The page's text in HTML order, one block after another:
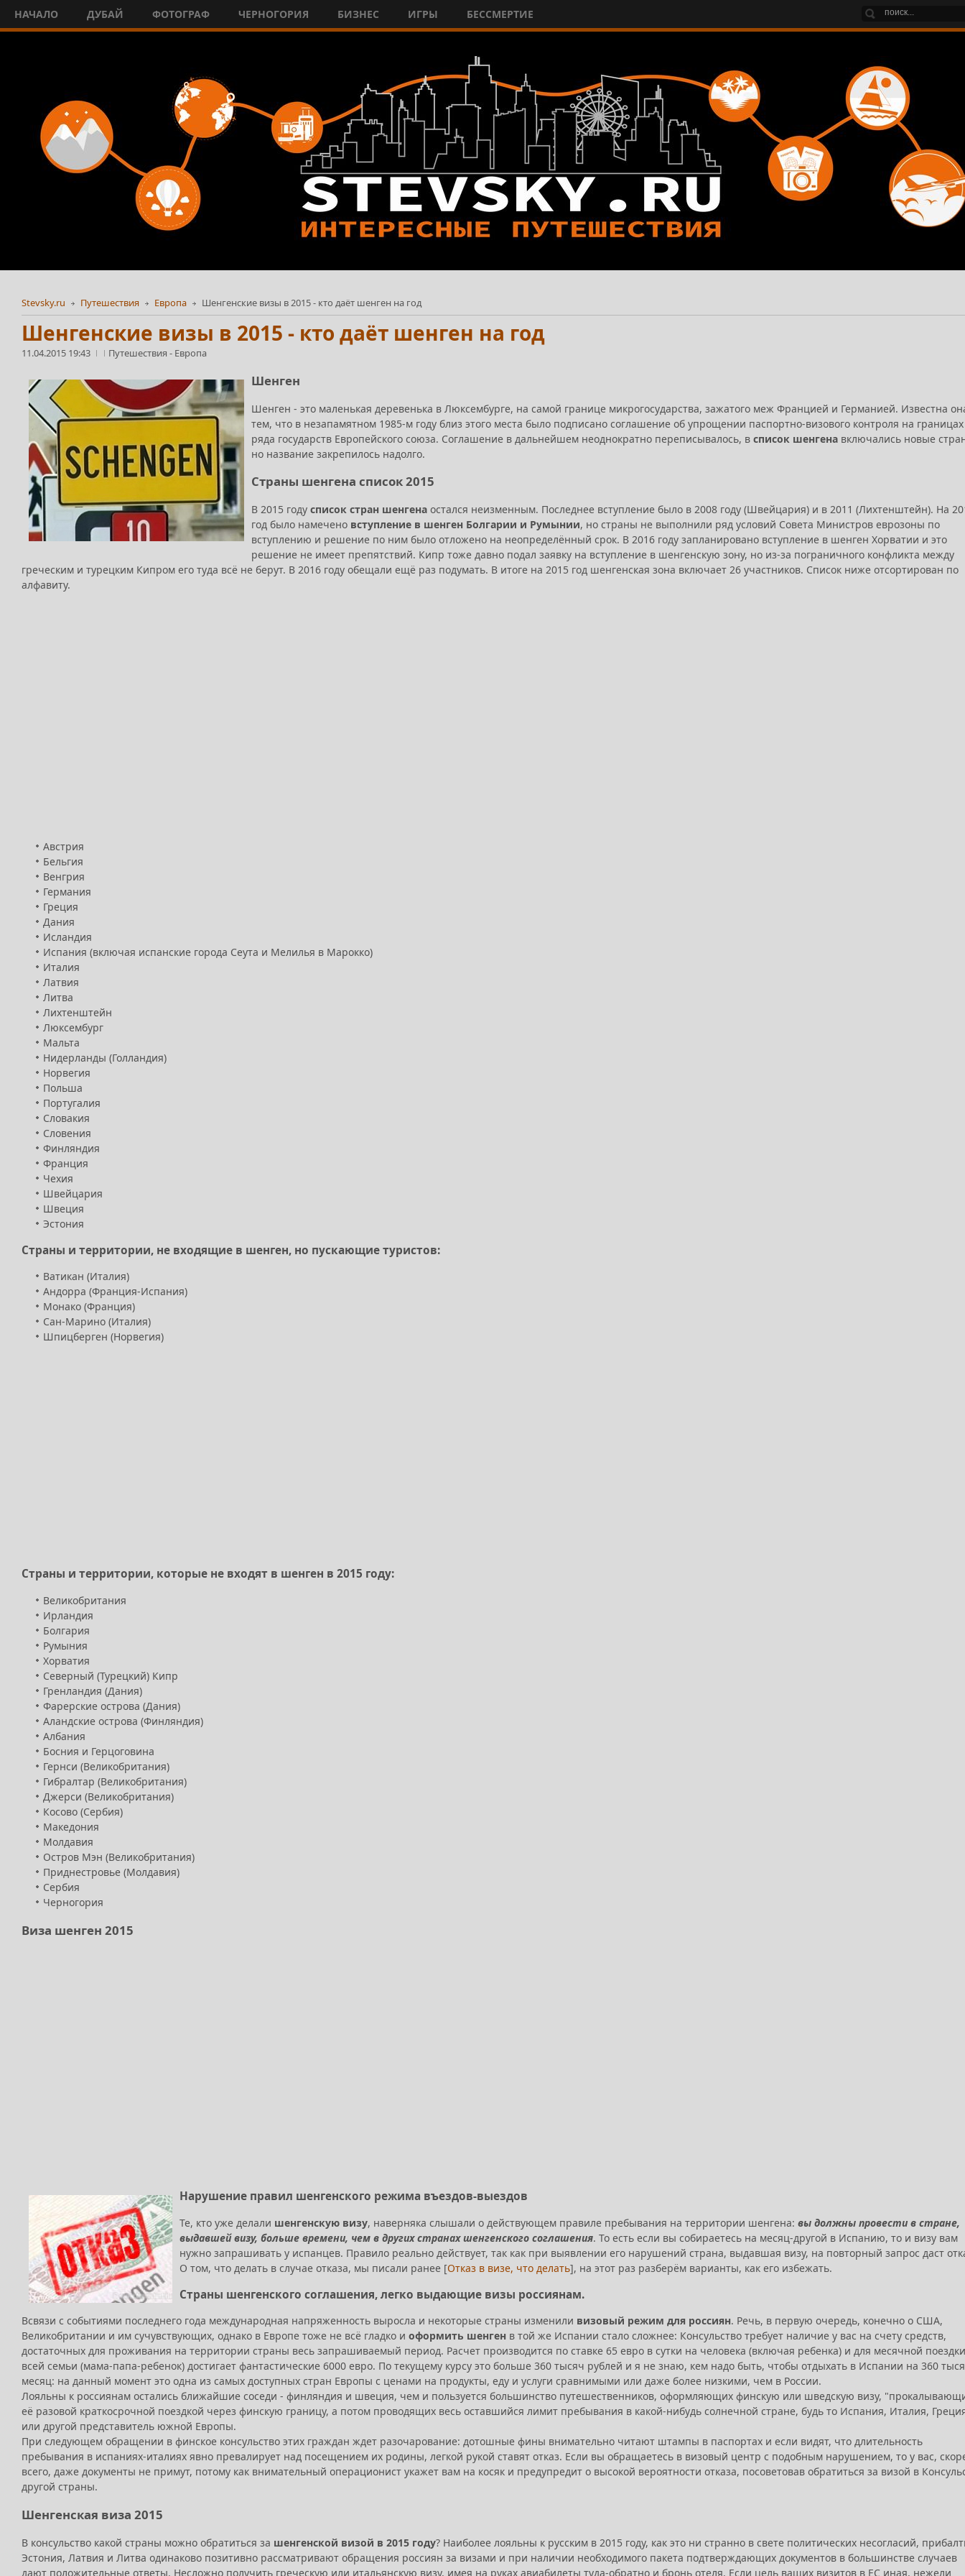
НАЧАЛО ДУБАЙ ФОТОГРАФ ЧЕРНОГОРИЯ БИЗНЕС ИГРЫ БЕССМЕРТИЕ
Stevsky.ru Путешествия Европа Шенгенские визы в 2015 - кто даёт шенген на год
Шенгенские визы в 2015 - кто даёт шенген на год
11.04.2015 19:43 Путешествия - Европа
Шенген
Шенген - это маленькая деревенька в Люксембурге, на самой границе микрогосударства, зажатого меж Францией и Германией. Известна
тем, что в незапамятном 1985-м году близ этого места было подписано соглашение об упрощении паспортно-визового контроля на границах
ряда государств Европейского союза. Соглашение в дальнейшем неоднократно переписывалось, в список шенгена включались новые
но название закрепилось надолго.
Страны шенгена список 2015
В 2015 году список стран шенгена остался неизменным. Последнее вступление было в 2008 году (Швейцария) и в 2011 (Лихтенштейн). На
год было намечено вступление в шенген Болгарии и Румынии, но страны не выполнили ряд условий Совета Министров еврозоны по
вступлению и решение по ним было отложено на неопределённый срок. В 2016 году запланировано вступление в шенген Хорватии и это
решение не имеет препятствий. Кипр тоже давно подал заявку на вступление в шенгенскую зону, но из-за пограничного конфликта между
греческим и турецким Кипром его туда всё не берут. В 2016 году обещали ещё раз подумать. В итоге на 2015 год шенгенская зона включает 26 участников. Список ниже отсортирован по
алфавиту.
Австрия
Бельгия
Венгрия
Германия
Греция
Дания
Исландия
Испания (включая испанские города Сеута и Мелилья в Марокко)
Италия
Латвия
Литва
Лихтенштейн
Люксембург
Мальта
Нидерланды (Голландия)
Норвегия
Польша
Португалия
Словакия
Словения
Финляндия
Франция
Чехия
Швейцария
Швеция
Эстония
Страны и территории, не входящие в шенген, но пускающие туристов:
Ватикан (Италия)
Андорра (Франция-Испания)
Монако (Франция)
Сан-Марино (Италия)
Шпицберген (Норвегия)
Страны и территории, которые не входят в шенген в 2015 году:
Великобритания
Ирландия
Болгария
Румыния
Хорватия
Северный (Турецкий) Кипр
Гренландия (Дания)
Фарерские острова (Дания)
Аландские острова (Финляндия)
Албания
Босния и Герцоговина
Гернси (Великобритания)
Гибралтар (Великобритания)
Джерси (Великобритания)
Косово (Сербия)
Македония
Молдавия
Остров Мэн (Великобритания)
Приднестровье (Молдавия)
Сербия
Черногория
Виза шенген 2015
Нарушение правил шенгенского режима въездов-выездов
Те, кто уже делали шенгенскую визу, наверняка слышали о действующем правиле пребывания на территории шенгена: вы должны провести в стране,
выдавшей визу, больше времени, чем в других странах шенгенского соглашения. То есть если вы собираетесь на месяц-другой в Испанию, то и визу вам
нужно запрашивать у испанцев. Правило реально действует, так как при выявлении его нарушений страна, выдавшая визу, на повторный запрос даст
О том, что делать в случае отказа, мы писали ранее [Отказ в визе, что делать], на этот раз разберём варианты, как его избежать.
Страны шенгенского соглашения, легко выдающие визы россиянам.
Всвязи с событиями последнего года международная напряженность выросла и некоторые страны изменили визовый режим для россиян. Речь, в первую очередь, конечно о США,
Великобритании и им сучувствующих, однако в Европе тоже не всё гладко и оформить шенген в той же Испании стало сложнее: Консульство требует наличие у вас на счету средств,
достаточных для проживания на территории страны весь запрашиваемый период. Расчет производится по ставке 65 евро в сутки на человека (включая ребенка) и для месячной поездки
всей семьи (мама-папа-ребенок) достигает фантастические 6000 евро. По текущему курсу это больше 360 тысяч рублей и я не знаю, кем надо быть, чтобы отдыхать в Испании на 360
месяц: на данный момент это одна из самых доступных стран Европы с ценами на продукты, еду и услуги сравнимыми или даже более низкими, чем в России.
Лояльны к россиянам остались ближайшие соседи - финляндия и швеция, чем и пользуется большинство путешественников, оформляющих финскую или шведскую визу,
её разовой краткосрочной поездкой через финскую границу, а потом проводящих весь оставшийся лимит пребывания в какой-нибудь солнечной стране, будь то Испания, Италия,
или другой представитель южной Европы.
При следующем обращении в финское консульство этих граждан ждет разочарование: дотошные фины внимательно читают штампы в паспортах и если видят, что длительность
пребывания в испаниях-италиях явно превалирует над посещением их родины, легкой рукой ставят отказ. Если вы обращаетесь в визовый центр с подобным нарушением, то у вас,
всего, даже документы не примут, потому как внимательный операционист укажет вам на косяк и предупредит о высокой вероятности отказа, посоветовав обратиться за визой в
другой страны.
Шенгенская виза 2015
В консульство какой страны можно обратиться за шенгенской визой в 2015 году? Наиболее лояльны к русским в 2015 году, как это ни странно в свете политических несогласий,
Эстония, Латвия и Литва одинаково позитивно рассматривают обращения россиян за визами и при наличии необходимого пакета подтверждающих документов в большинстве случаев
дают положительные ответы. Несложно получить греческую или итальянскую визу, имея на руках авиабилеты туда-обратно и бронь отеля. Если цель ваших визитов в ЕС иная, нежели